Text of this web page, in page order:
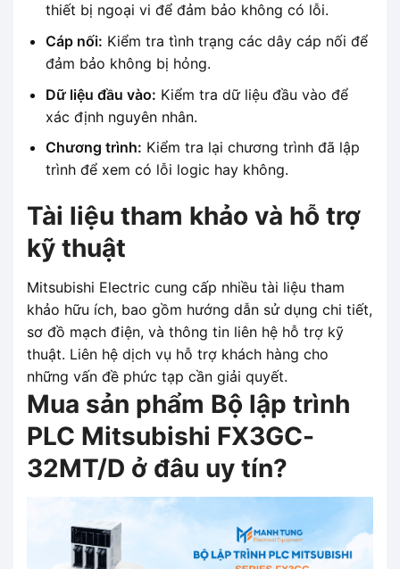
thiết bị ngoại vi để đảm bảo không có lỗi.
Cáp nối: Kiểm tra tình trạng các dây cáp nối để
đảm bảo không bị hỏng.
Dữ liệu đầu vào: Kiểm tra dữ liệu đầu vào để
xác định nguyên nhân.
Chương trình: Kiểm tra lại chương trình đã lập
trình để xem có lỗi logic hay không.
Tài liệu tham khảo và hỗ trợ
kỹ thuật
Mitsubishi Electric cung cấp nhiều tài liệu tham
khảo hữu ích, bao gồm hướng dẫn sử dụng chi tiết,
sơ đồ mạch điện, và thông tin liên hệ hỗ trợ kỹ
thuật. Liên hệ dịch vụ hỗ trợ khách hàng cho
những vấn đề phức tạp cần giải quyết.
Mua sản phẩm Bộ lập trình
PLC Mitsubishi FX3GC-
32MT/D ở đâu uy tín?